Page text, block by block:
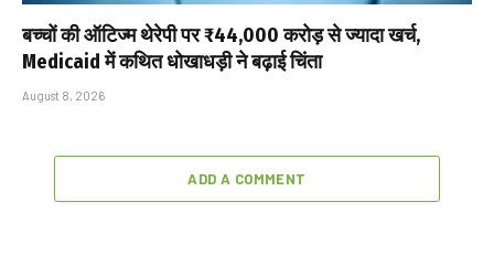
बच्चों की ऑटिज्म थेरेपी पर ₹44,000 करोड़ से ज्यादा खर्च,
Medicaid में कथित धोखाधड़ी ने बढ़ाई चिंता
August 8, 2026
ADD A COMMENT